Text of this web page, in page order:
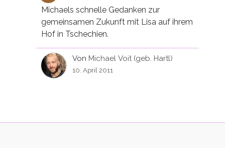
Michaels schnelle Gedanken zur
gemeinsamen Zukunft mit Lisa auf ihrem
Hof in Tschechien.
Von Michael Voit (geb. Hartl)
10. April 2011